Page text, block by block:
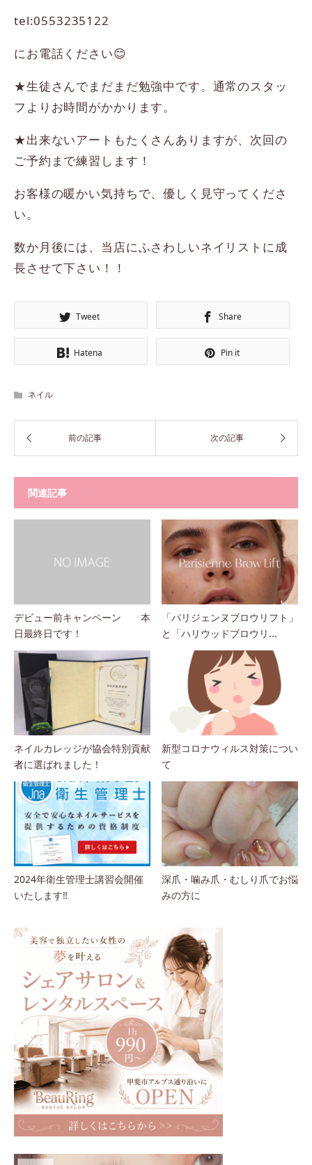
tel:0553235122
にお電話ください😊
★生徒さんでまだまだ勉強中です。通常のスタッ
フよりお時間がかかります。
★出来ないアートもたくさんありますが、次回の
ご予約まで練習します！
お客様の暖かい気持ちで、優しく見守ってくださ
い。
数か月後には、当店にふさわしいネイリストに成
長させて下さい！！
Tweet Share
Hatena Pin it
ネイル
関連記事
デビュー前キャンペーン 本
日最終日です！
「パリジェンヌブロウリフト」
と「ハリウッドブロウリ...
ネイルカレッジが協会特別貢献
者に選ばれました！
新型コロナウィルス対策につい
て
2024年衛生管理士講習会開催
いたします‼
深爪・噛み爪・むしり爪でお悩
みの方に